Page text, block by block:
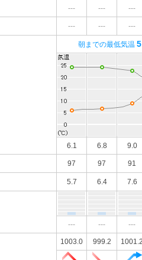
--- --- ---
--- --- ---
朝までの最低気温
6.1 6.8 9.0
97 97 91
5.7 6.4 7.6
--- --- ---
1003.0 999.2